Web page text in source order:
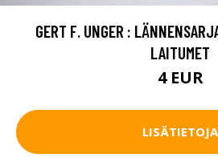
GERT F. UNGER :
LAITUMET
4 EUR
LISÄTIETOJA